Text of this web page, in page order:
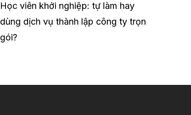
Học viên khởi nghiệp: tự làm hay
dùng dịch vụ thành lập công ty trọn
gói?